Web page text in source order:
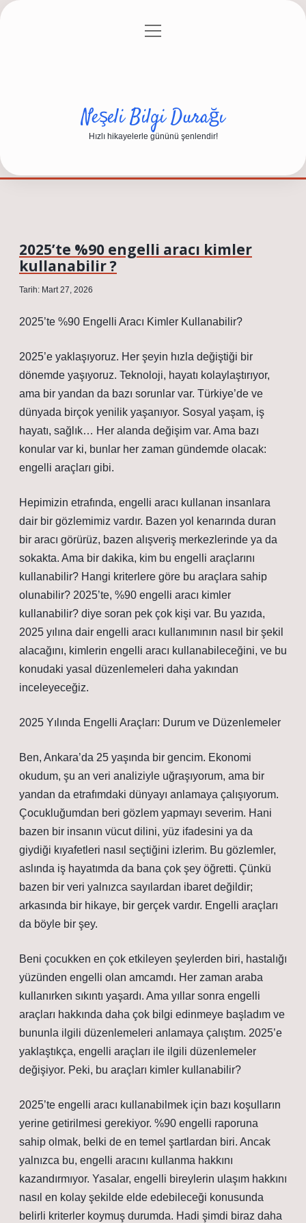
Gizlilik Politikası
menüyü
Neşeli Bilgi Durağı
Hızlı hikayelerle gününü şenlendir!
2025’te %90 engelli aracı kimler
kullanabilir ?
Tarih: Mart 27, 2026
2025’te %90 Engelli Aracı Kimler Kullanabilir?
2025’e yaklaşıyoruz. Her şeyin hızla değiştiği bir
dönemde yaşıyoruz. Teknoloji, hayatı kolaylaştırıyor,
ama bir yandan da bazı sorunlar var. Türkiye’de ve
dünyada birçok yenilik yaşanıyor. Sosyal yaşam, iş
hayatı, sağlık… Her alanda değişim var. Ama bazı
konular var ki, bunlar her zaman gündemde olacak:
engelli araçları gibi.
Hepimizin etrafında, engelli aracı kullanan insanlara
dair bir gözlemimiz vardır. Bazen yol kenarında duran
bir aracı görürüz, bazen alışveriş merkezlerinde ya da
sokakta. Ama bir dakika, kim bu engelli araçlarını
kullanabilir? Hangi kriterlere göre bu araçlara sahip
olunabilir? 2025’te, %90 engelli aracı kimler
kullanabilir? diye soran pek çok kişi var. Bu yazıda,
2025 yılına dair engelli aracı kullanımının nasıl bir şekil
alacağını, kimlerin engelli aracı kullanabileceğini, ve bu
konudaki yasal düzenlemeleri daha yakından
inceleyeceğiz.
2025 Yılında Engelli Araçları: Durum ve Düzenlemeler
Ben, Ankara’da 25 yaşında bir gencim. Ekonomi
okudum, şu an veri analiziyle uğraşıyorum, ama bir
yandan da etrafımdaki dünyayı anlamaya çalışıyorum.
Çocukluğumdan beri gözlem yapmayı severim. Hani
bazen bir insanın vücut dilini, yüz ifadesini ya da
giydiği kıyafetleri nasıl seçtiğini izlerim. Bu gözlemler,
aslında iş hayatımda da bana çok şey öğretti. Çünkü
bazen bir veri yalnızca sayılardan ibaret değildir;
arkasında bir hikaye, bir gerçek vardır. Engelli araçları
da böyle bir şey.
Beni çocukken en çok etkileyen şeylerden biri, hastalığı
yüzünden engelli olan amcamdı. Her zaman araba
kullanırken sıkıntı yaşardı. Ama yıllar sonra engelli
araçları hakkında daha çok bilgi edinmeye başladım ve
bununla ilgili düzenlemeleri anlamaya çalıştım. 2025’e
yaklaştıkça, engelli araçları ile ilgili düzenlemeler
değişiyor. Peki, bu araçları kimler kullanabilir?
2025’te engelli aracı kullanabilmek için bazı koşulların
yerine getirilmesi gerekiyor. %90 engelli raporuna
sahip olmak, belki de en temel şartlardan biri. Ancak
yalnızca bu, engelli aracını kullanma hakkını
kazandırmıyor. Yasalar, engelli bireylerin ulaşım hakkını
nasıl en kolay şekilde elde edebileceği konusunda
belirli kriterler koymuş durumda. Hadi şimdi biraz daha